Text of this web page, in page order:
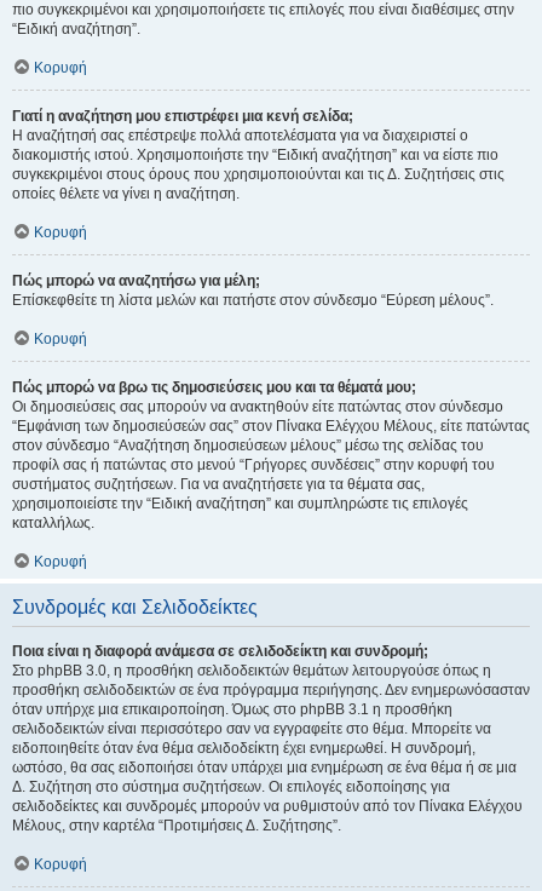
πιο συγκεκριμένοι και χρησιμοποιήσετε τις επιλογές που είναι διαθέσιμες στην
“Ειδική αναζήτηση”.
Κορυφή
Γιατί η αναζήτηση μου επιστρέφει μια κενή σελίδα;
Η αναζήτησή σας επέστρεψε πολλά αποτελέσματα για να διαχειριστεί ο
διακομιστής ιστού. Χρησιμοποιήστε την “Ειδική αναζήτηση” και να είστε πιο
συγκεκριμένοι στους όρους που χρησιμοποιούνται και τις Δ. Συζητήσεις στις
οποίες θέλετε να γίνει η αναζήτηση.
Κορυφή
Πώς μπορώ να αναζητήσω για μέλη;
Επίσκεφθείτε τη λίστα μελών και πατήστε στον σύνδεσμο “Εύρεση μέλους”.
Κορυφή
Πώς μπορώ να βρω τις δημοσιεύσεις μου και τα θέματά μου;
Οι δημοσιεύσεις σας μπορούν να ανακτηθούν είτε πατώντας στον σύνδεσμο
“Εμφάνιση των δημοσιεύσεών σας” στον Πίνακα Ελέγχου Μέλους, είτε πατώντας
στον σύνδεσμο “Αναζήτηση δημοσιεύσεων μέλους” μέσω της σελίδας του
προφίλ σας ή πατώντας στο μενού “Γρήγορες συνδέσεις” στην κορυφή του
συστήματος συζητήσεων. Για να αναζητήσετε για τα θέματα σας,
χρησιμοποιείστε την “Ειδική αναζήτηση” και συμπληρώστε τις επιλογές
καταλλήλως.
Κορυφή
Συνδρομές και Σελιδοδείκτες
Ποια είναι η διαφορά ανάμεσα σε σελιδοδείκτη και συνδρομή;
Στο phpBB 3.0, η προσθήκη σελιδοδεικτών θεμάτων λειτουργούσε όπως η
προσθήκη σελιδοδεικτών σε ένα πρόγραμμα περιήγησης. Δεν ενημερωνόσασταν
όταν υπήρχε μια επικαιροποίηση. Όμως στο phpBB 3.1 η προσθήκη
σελιδοδεικτών είναι περισσότερο σαν να εγγραφείτε στο θέμα. Μπορείτε να
ειδοποιηθείτε όταν ένα θέμα σελιδοδείκτη έχει ενημερωθεί. Η συνδρομή,
ωστόσο, θα σας ειδοποιήσει όταν υπάρχει μια ενημέρωση σε ένα θέμα ή σε μια
Δ. Συζήτηση στο σύστημα συζητήσεων. Οι επιλογές ειδοποίησης για
σελιδοδείκτες και συνδρομές μπορούν να ρυθμιστούν από τον Πίνακα Ελέγχου
Μέλους, στην καρτέλα “Προτιμήσεις Δ. Συζήτησης”.
Κορυφή